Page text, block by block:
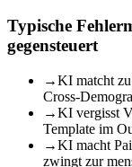
Typische
gegensteuert
→KI matcht
Cross-
→KI vergisst
Template im
→KI macht
zwingt zur